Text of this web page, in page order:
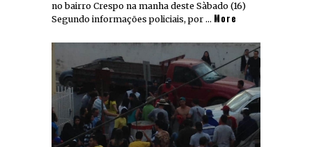
no bairro Crespo na manha deste Sàbado (16)
Segundo informações policiais, por … More